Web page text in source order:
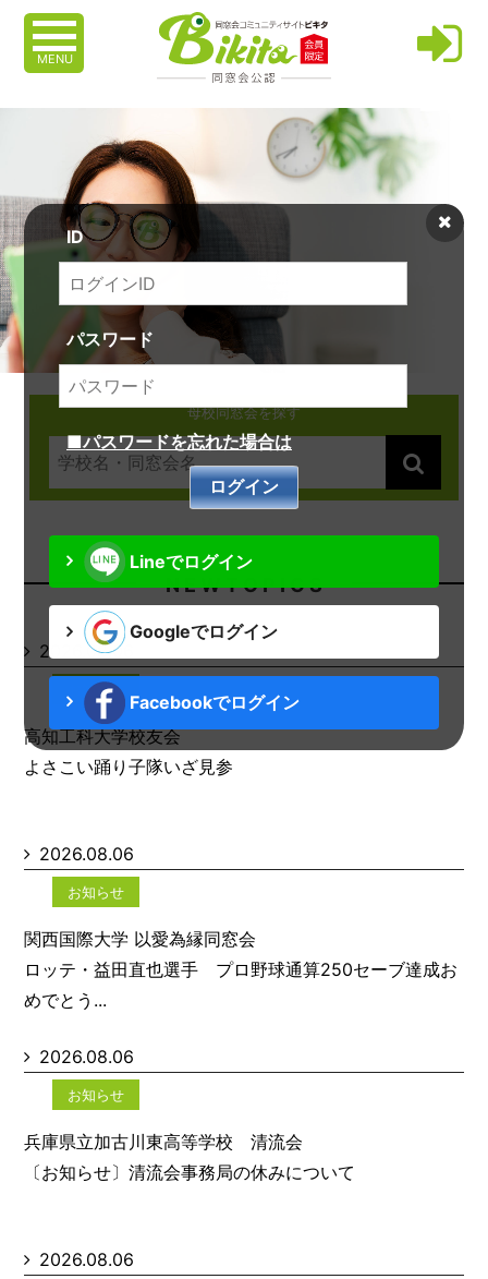
MENU
ID
パスワード
■パスワードを忘れた場合は
Lineでログイン
Googleでログイン
Facebookでログイン
母校同窓会を探す
N E W T O P I C S
2026.08.06
お知らせ
高知工科大学校友会
よさこい踊り子隊いざ見参
2026.08.06
お知らせ
関西国際大学 以愛為縁同窓会
ロッテ・益田直也選手 プロ野球通算250セーブ達成お
めでとう...
2026.08.06
お知らせ
兵庫県立加古川東高等学校 清流会
〔お知らせ〕清流会事務局の休みについて
2026.08.06